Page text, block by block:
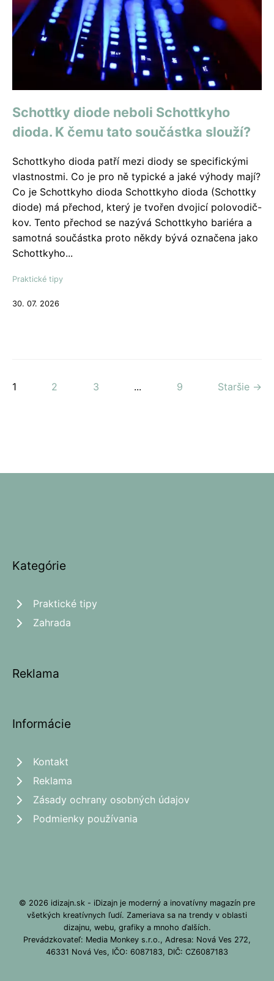
Schottky diode neboli Schottkyho
dioda. K čemu tato součástka slouží?
Schottkyho dioda patří mezi diody se specifickými
vlastnostmi. Co je pro ně typické a jaké výhody mají?
Co je Schottkyho dioda Schottkyho dioda (Schottky
diode) má přechod, který je tvořen dvojicí polovodič-
kov. Tento přechod se nazývá Schottkyho bariéra a
samotná součástka proto někdy bývá označena jako
Schottkyho...
Praktické tipy
30. 07. 2026
1 2 3 ... 9 Staršie →
Kategórie
Praktické tipy
Zahrada
Reklama
Informácie
Kontakt
Reklama
Zásady ochrany osobných údajov
Podmienky používania
© 2026 idizajn.sk - iDizajn je moderný a inovatívny magazín pre
všetkých kreatívnych ľudí. Zameriava sa na trendy v oblasti
dizajnu, webu, grafiky a mnoho ďalších.
Prevádzkovateľ: Media Monkey s.r.o., Adresa: Nová Ves 272,
46331 Nová Ves, IČO: 6087183, DIČ: CZ6087183